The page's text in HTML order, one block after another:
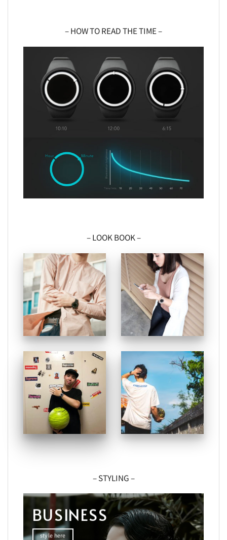
– HOW TO READ THE TIME –
– LOOK BOOK –
– STYLING –
BUSINESS
style here